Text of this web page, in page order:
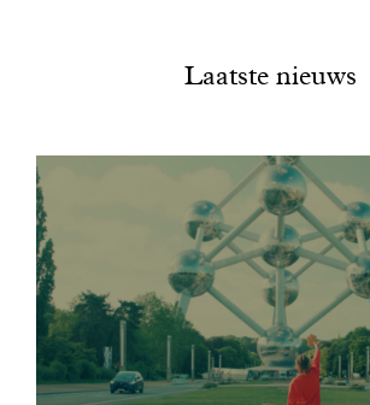
Laatste nieuws